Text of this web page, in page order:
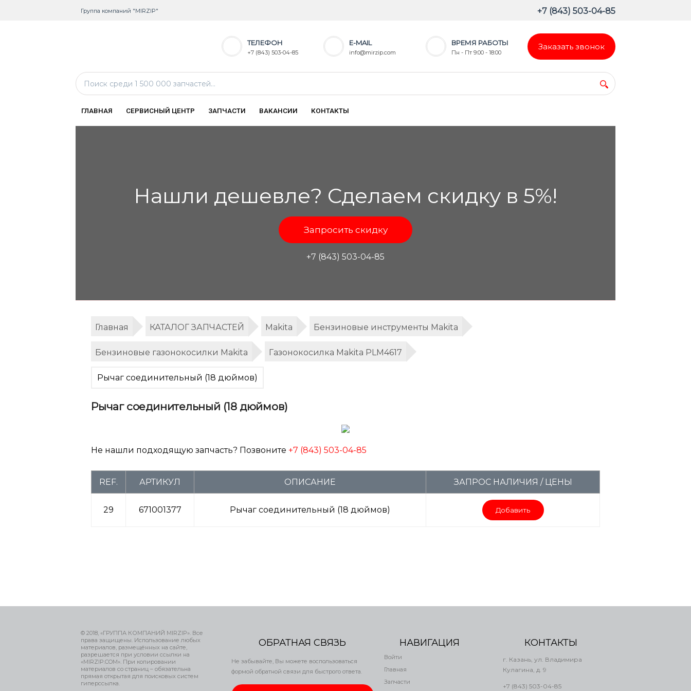
Группа компаний "MIRZIP" +7 (843) 503-04-85
ТЕЛЕФОН
+7 (843) 503-04-85
E-MAIL
info@mirzip.com
ВРЕМЯ РАБОТЫ
Пн - Пт 9:00 - 18:00
Заказать звонок
ГЛАВНАЯ СЕРВИСНЫЙ ЦЕНТР ЗАПЧАСТИ ВАКАНСИИ КОНТАКТЫ
Нашли дешевле? Сделаем скидку в 5%!
Запросить скидку
+7 (843) 503-04-85
Главная КАТАЛОГ ЗАПЧАСТЕЙ Makita Бензиновые инструменты Makita
Бензиновые газонокосилки Makita Газонокосилка Makita PLM4617
Рычаг соединительный (18 дюймов)
Рычаг соединительный (18 дюймов)
Не нашли подходящую запчасть? Позвоните +7 (843) 503-04-85
REF. АРТИКУЛ ОПИСАНИЕ ЗАПРОС НАЛИЧИЯ / ЦЕНЫ
29 671001377 Рычаг соединительный (18 дюймов) Добавить
© 2018, «ГРУППА КОМПАНИЙ MIRZIP». Все
права защищены. Использование любых
материалов, размещённых на сайте,
разрешается при условии ссылки на
«MIRZIP.COM». При копировании
материалов со страниц – обязательна
прямая открытая для поисковых систем
гиперссылка.
ОБРАТНАЯ СВЯЗЬ
Не забывайте, Вы можете воспользоваться
формой обратной связи для быстрого ответа.
НАВИГАЦИЯ
Войти
Главная
Запчасти
КОНТАКТЫ
г. Казань, ул. Владимира
Кулагина, д. 9
+7 (843) 503-04-85